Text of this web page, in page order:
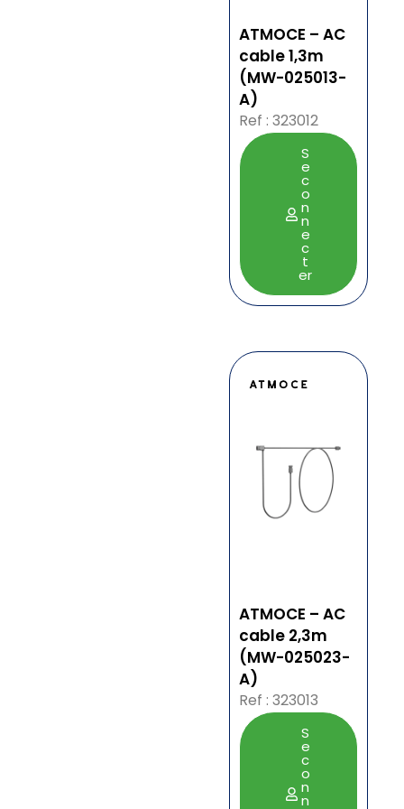
ATMOCE – AC
cable 1,3m
(MW-025013-
A)
Ref : 323012
S
e
c
o
n
n
e
c
t
er
ATMOCE – AC
cable 2,3m
(MW-025023-
A)
Ref : 323013
S
e
c
o
n
n